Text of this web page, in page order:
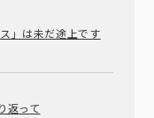
」は未だ途上です
返って